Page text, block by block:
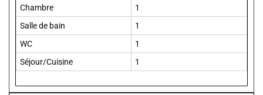
Chambre
1
Salle de bain
1
WC
1
Séjour/Cuisine
1